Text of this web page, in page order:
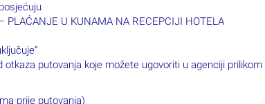
U KUNAMA NA RECEPCIJI HOTELA
putovanja koje možete ugovoriti u agenciji prilikom
prije putovanja)